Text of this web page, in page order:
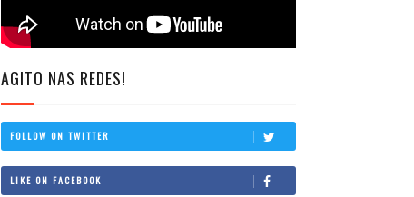
AGITO NAS REDES!
FOLLOW ON TWITTER
LIKE ON FACEBOOK